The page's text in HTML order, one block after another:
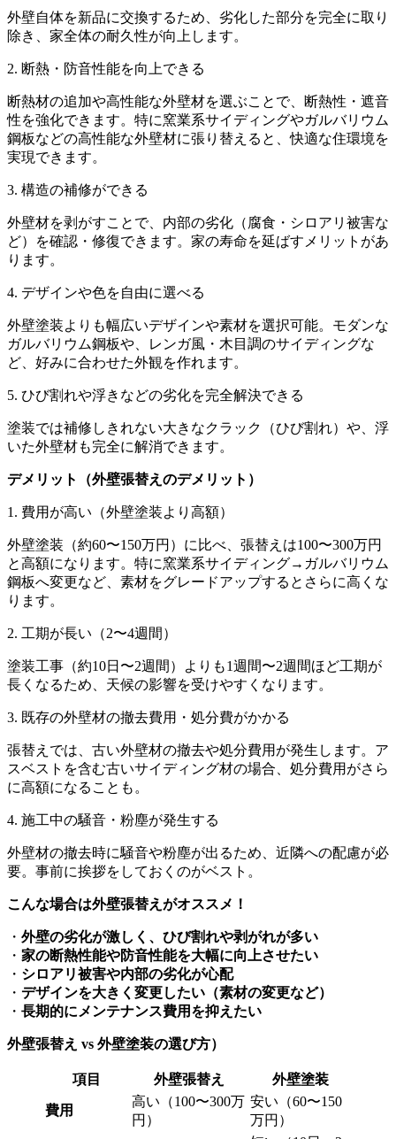
外壁自体を新品に交換するため、劣化した部分を完全に取り
除き、家全体の耐久性が向上します。
2. 断熱・防音性能を向上できる
断熱材の追加や高性能な外壁材を選ぶことで、断熱性・遮音
性を強化できます。特に窯業系サイディングやガルバリウム
鋼板などの高性能な外壁材に張り替えると、快適な住環境を
実現できます。
3. 構造の補修ができる
外壁材を剥がすことで、内部の劣化（腐食・シロアリ被害な
ど）を確認・修復できます。家の寿命を延ばすメリットがあ
ります。
4. デザインや色を自由に選べる
外壁塗装よりも幅広いデザインや素材を選択可能。モダンな
ガルバリウム鋼板や、レンガ風・木目調のサイディングな
ど、好みに合わせた外観を作れます。
5. ひび割れや浮きなどの劣化を完全解決できる
塗装では補修しきれない大きなクラック（ひび割れ）や、浮
いた外壁材も完全に解消できます。
デメリット（外壁張替えのデメリット）
1. 費用が高い（外壁塗装より高額）
外壁塗装（約60〜150万円）に比べ、張替えは100〜300万円
と高額になります。特に窯業系サイディング→ガルバリウム
鋼板へ変更など、素材をグレードアップするとさらに高くな
ります。
2. 工期が長い（2〜4週間）
塗装工事（約10日〜2週間）よりも1週間〜2週間ほど工期が
長くなるため、天候の影響を受けやすくなります。
3. 既存の外壁材の撤去費用・処分費がかかる
張替えでは、古い外壁材の撤去や処分費用が発生します。ア
スベストを含む古いサイディング材の場合、処分費用がさら
に高額になることも。
4. 施工中の騒音・粉塵が発生する
外壁材の撤去時に騒音や粉塵が出るため、近隣への配慮が必
要。事前に挨拶をしておくのがベスト。
こんな場合は外壁張替えがオススメ！
・ 外壁の劣化が激しく、ひび割れや剥がれが多い
・ 家の断熱性能や防音性能を大幅に向上させたい
・ シロアリ被害や内部の劣化が心配
・ デザインを大きく変更したい（素材の変更など）
・ 長期的にメンテナンス費用を抑えたい
外壁張替え vs 外壁塗装の選び方）
項目 外壁張替え 外壁塗装
費用
高い（100〜300万
円）
安い（60〜150
万円）